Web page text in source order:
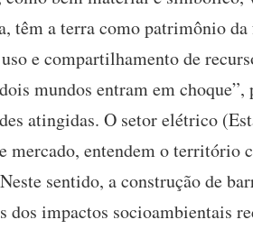
têm a terra como patrimônio
e compartilhamento de
mundos entram em
atingidas. O setor elétrico
mercado, entendem o território
sentido, a construção de
dos impactos socioambientais